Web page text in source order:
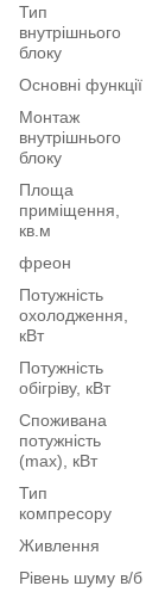
Тип
внутрішнього
блоку
Основні функції
Монтаж
внутрішнього
блоку
Площа
приміщення,
кв.м
фреон
Потужність
охолодження,
кВт
Потужність
обігріву, кВт
Споживана
потужність
(max), кВт
Тип
компресору
Живлення
Рівень шуму в/б